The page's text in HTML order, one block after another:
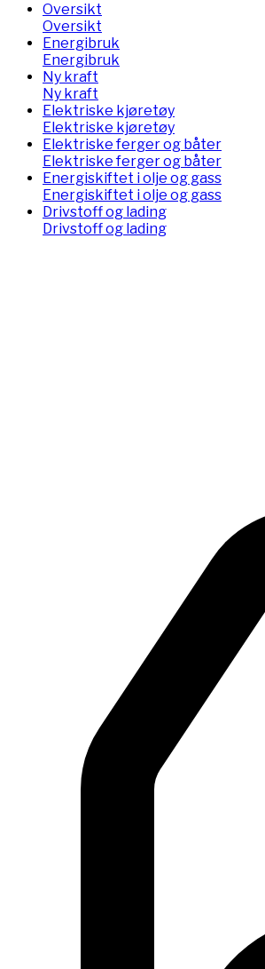
Oversikt
Oversikt
Energibruk
Energibruk
Ny kraft
Ny kraft
Elektriske kjøretøy
Elektriske kjøretøy
Elektriske ferger og båter
Elektriske ferger og båter
Energiskiftet i olje og gass
Energiskiftet i olje og gass
Drivstoff og lading
Drivstoff og lading